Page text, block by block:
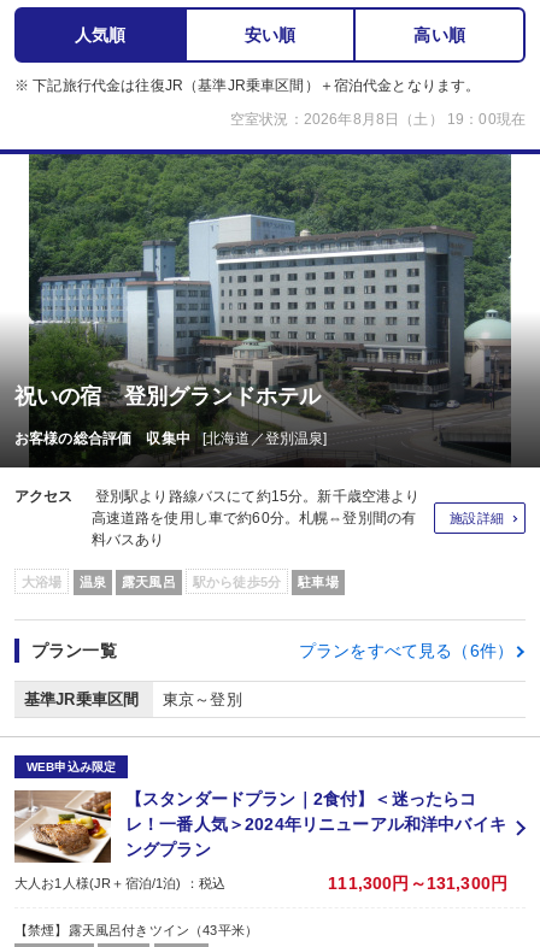
人気順 安い順 高い順
※ 下記旅行代金は往復JR（基準JR乗車区間）＋宿泊代金となります。
空室状況：2026年8月8日（土） 19：00現在
祝いの宿 登別グランドホテル
お客様の総合評価 収集中 [北海道／登別温泉]
アクセス
登別駅より路線バスにて約15分。新千歳空港より
高速道路を使用し車で約60分。札幌⇔登別間の有
料バスあり
施設詳細
大浴場 温泉 露天風呂 駅から徒歩5分 駐車場
プラン一覧 プランをすべて見る（6件）
基準JR乗車区間 東京～登別
WEB申込み限定
【スタンダードプラン｜2食付】＜迷ったらコ
レ！一番人気＞2024年リニューアル和洋中バイキ
ングプラン
大人お1人様(JR＋宿泊/1泊) ：税込 111,300円～131,300円
【禁煙】露天風呂付きツイン（43平米）